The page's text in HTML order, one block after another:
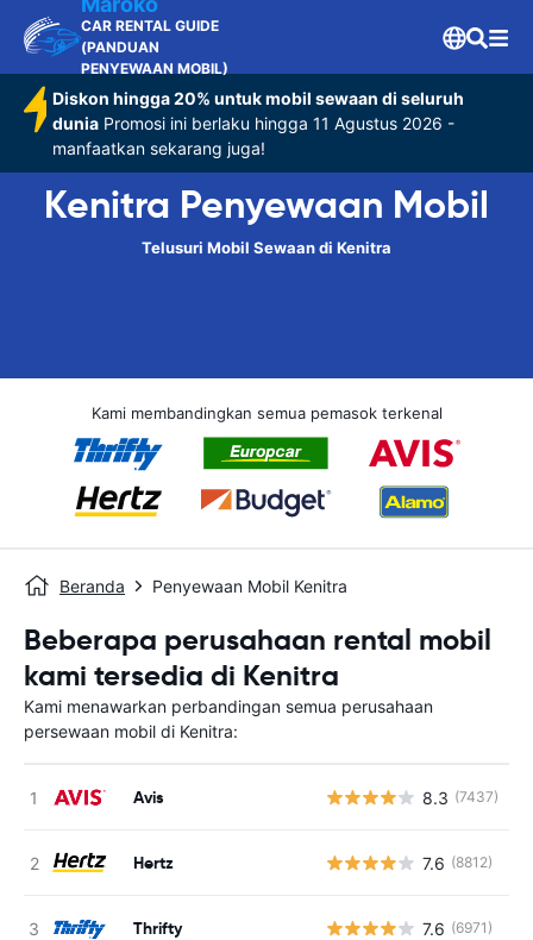
CAR RENTAL GUIDE
(PANDUAN
PENYEWAAN MOBIL)
Diskon hingga 20% untuk mobil sewaan di seluruh
dunia Promosi ini berlaku hingga 11 Agustus 2026 -
manfaatkan sekarang juga!
Kenitra Penyewaan Mobil
Telusuri Mobil Sewaan di Kenitra
Kami membandingkan semua pemasok terkenal
Beranda Penyewaan Mobil Kenitra
Beberapa perusahaan rental mobil
kami tersedia di Kenitra
Kami menawarkan perbandingan semua perusahaan
persewaan mobil di Kenitra:
Avis 8.3 (7437)
Hertz 7.6 (8812)
Thrifty 7.6 (6971)